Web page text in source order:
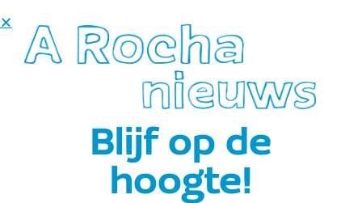
overzicht publicaties
Blijf op de
hoogte!